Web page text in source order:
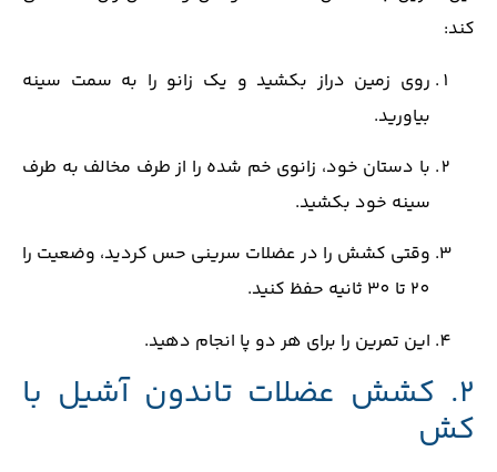
‌کند:
روی زمین دراز بکشید و یک زانو را به سمت سینه
بیاورید.
با دستان خود، زانوی خم شده را از طرف مخالف به طرف
سینه خود بکشید.
وقتی کشش را در عضلات سرینی حس کردید، وضعیت را
20 تا 30 ثانیه حفظ کنید.
این تمرین را برای هر دو پا انجام دهید.
2. کشش عضلات تاندون آشیل با
کش